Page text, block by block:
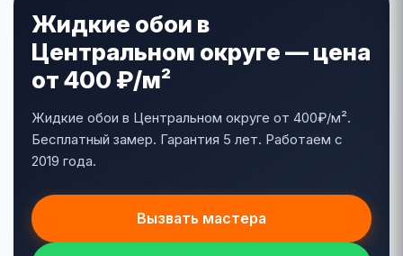
Жидкие обои в
Центральном округе — цена
от 400 ₽/м²
Жидкие обои в Центральном округе от 400₽/м².
Бесплатный замер. Гарантия 5 лет. Работаем с
2019 года.
Вызвать мастера